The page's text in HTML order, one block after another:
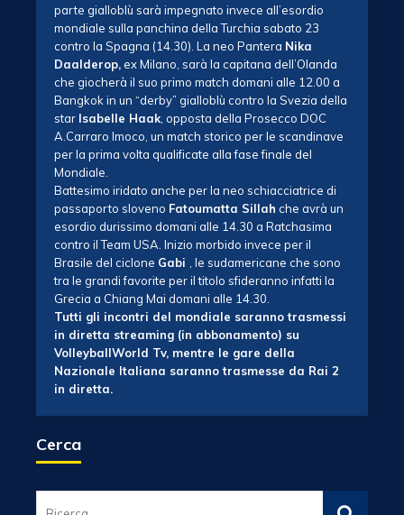
parte gialloblù sarà impegnato invece all’esordio
mondiale sulla panchina della Turchia sabato 23
contro la Spagna (14.30). La neo Pantera Nika
Daalderop, ex Milano, sarà la capitana dell’Olanda
che giocherà il suo primo match domani alle 12.00 a
Bangkok in un “derby” gialloblù contro la Svezia della
star Isabelle Haak , opposta della Prosecco DOC
A.Carraro Imoco, un match storico per le scandinave
per la prima volta qualificate alla fase finale del
Mondiale.
Battesimo iridato anche per la neo schiacciatrice di
passaporto sloveno Fatoumatta Sillah che avrà un
esordio durissimo domani alle 14.30 a Ratchasima
contro il Team USA. Inizio morbido invece per il
Brasile del ciclone Gabi
, le sudamericane che sono
tra le grandi favorite per il titolo sfideranno infatti la
Grecia a Chiang Mai domani alle 14.30.
Tutti gli incontri del mondiale saranno trasmessi
in diretta streaming (in abbonamento) su
VolleyballWorld Tv, mentre le gare della
Nazionale Italiana saranno trasmesse da Rai 2
in diretta.
Cerca